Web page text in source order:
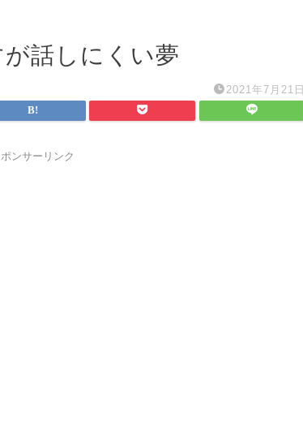
話しにくい夢
2021年7月21日
ンサーリンク